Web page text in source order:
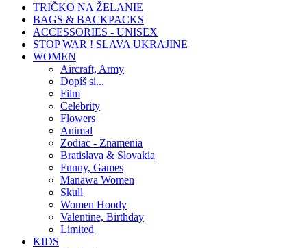
TRIČKO NA ŽELANIE
BAGS & BACKPACKS
ACCESSORIES - UNISEX
STOP WAR ! SLAVA UKRAJINE
WOMEN
Aircraft, Army
Dopíš si...
Film
Celebrity
Flowers
Animal
Zodiac - Znamenia
Bratislava & Slovakia
Funny, Games
Manawa Women
Skull
Women Hoody
Valentine, Birthday
Limited
KIDS